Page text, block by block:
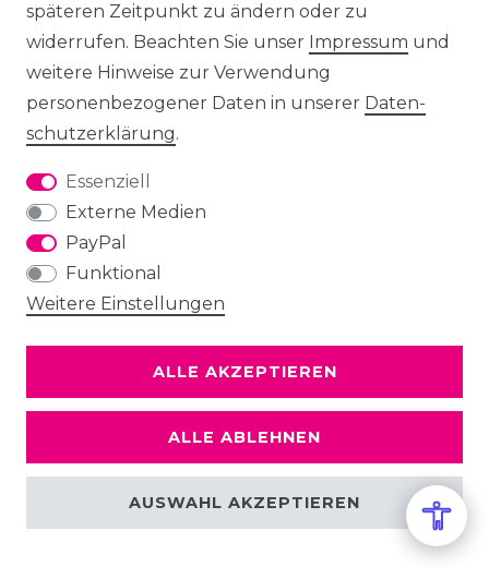
späteren Zeitpunkt zu ändern oder zu
widerrufen. Beachten Sie unser Impressum und
weitere Hinweise zur Verwendung
personenbezogener Daten in unserer Daten­
schutz­erklärung.
Essenziell
Externe Medien
PayPal
Funktional
Weitere Einstellungen
ALLE AKZEPTIEREN
ALLE ABLEHNEN
AUSWAHL AKZEPTIEREN